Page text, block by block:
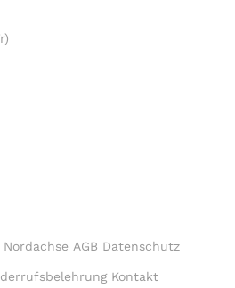
AGB Datenschutz
Kontakt